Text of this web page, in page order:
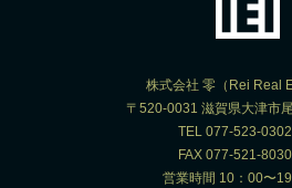
株式会社 零（Rei Real
〒520-0031 滋賀県大津市
TEL 077-523-
FAX 077-521-
営業時間 10：00〜